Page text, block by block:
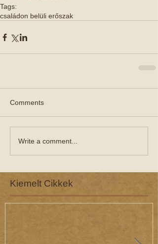
Tags:
családon belüli erőszak
Comments
Write a comment...
Kiemelt Cikkek